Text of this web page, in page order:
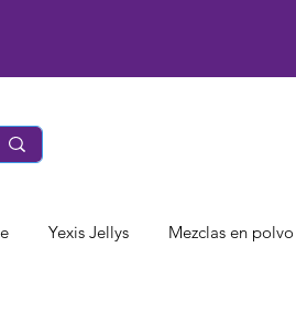
Yexis Jellys Mezclas en polvo